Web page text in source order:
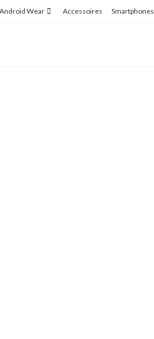
Android Wear Accessoires Smartphones